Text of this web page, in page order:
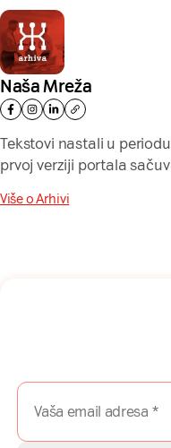
Naša Mreža
Tekstovi nastali u
prvoj verziji portala
Više o Arhivi